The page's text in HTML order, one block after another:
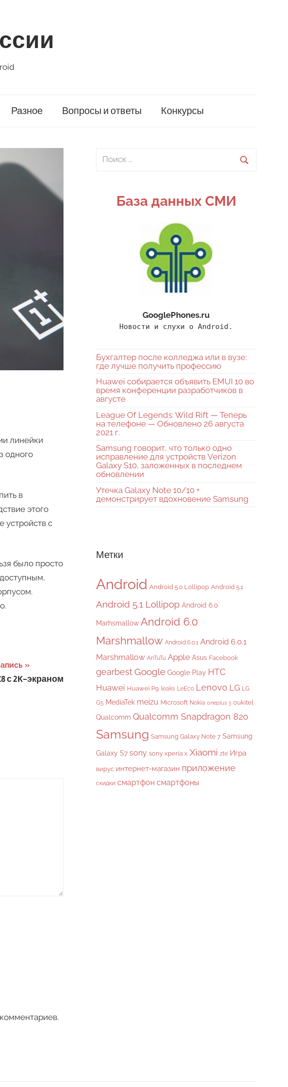
Разное Вопросы и ответы Конкурсы
линейки
одного
в
этого
устройств с
было просто
с 2К-экраном
Поиск
База данных СМИ
GooglePhones.ru
Новости и слухи о Android.
Бухгалтер после колледжа или в вузе:
где лучше получить профессию
Huawei собирается объявить EMUI 10 во
время конференции разработчиков в
августе
League Of Legends: Wild Rift — Теперь
на телефоне — Обновлено 26 августа
2021 г.
Samsung говорит, что только одно
исправление для устройств Verizon
Galaxy S10, заложенных в последнем
обновлении
Утечка Galaxy Note 10/10 +
демонстрирует вдохновение Samsung
Метки
Android Android 5.0 Lollipop Android 5.1
Android 5.1 Lollipop Android 6.0
Marhsmallow Android 6.0
Marshmallow Android 6.0.1 Android 6.0.1
Marshmallow AnTuTu Apple Asus Facebook
gearbestGoogle Google Play HTC
Huawei Huawei P9 leaks LeEco Lenovo LG LG
G5 MediaTek meizu Microsoft Nokia oneplus 3 oukitel
Qualcomm Qualcomm Snapdragon 820
Samsung Samsung Galaxy Note 7 Samsung
Galaxy S7 sony sony xperia x Xiaomi zte Игра
вирус интернет-магазин приложение
скидки смартфон смартфоны